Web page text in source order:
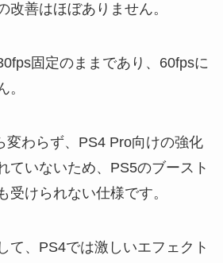
改善はほぼありません。
固定のままであり、60fpsに
。
変わらず、PS4 Pro向けの強化
ていないため、PS5のブースト
受けられない仕様です。
て、PS4では激しいエフェクト